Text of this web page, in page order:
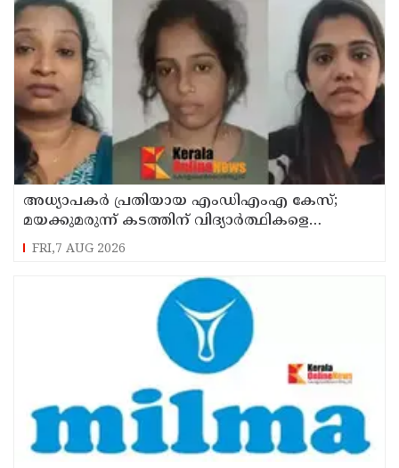
അധ്യാപകര്‍ പ്രതിയായ എംഡിഎംഎ കേസ്;
മയക്കുമരുന്ന് കടത്തിന് വിദ്യാര്‍ത്ഥികളെ
ഉപയോഗിച്ചോ എന്ന് സംശയം
FRI,7 AUG 2026